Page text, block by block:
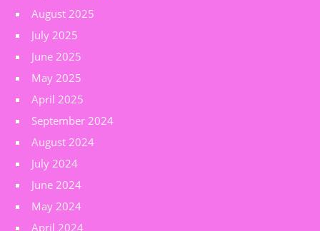
August 2025
July 2025
June 2025
May 2025
April 2025
September 2024
August 2024
July 2024
June 2024
May 2024
April 2024